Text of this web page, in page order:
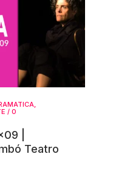
,
/ 0
|
Teatro